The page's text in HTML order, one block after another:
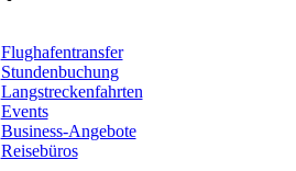
Flughafentransfer
Stundenbuchung
Langstreckenfahrten
Events
Business-Angebote
Reisebüros